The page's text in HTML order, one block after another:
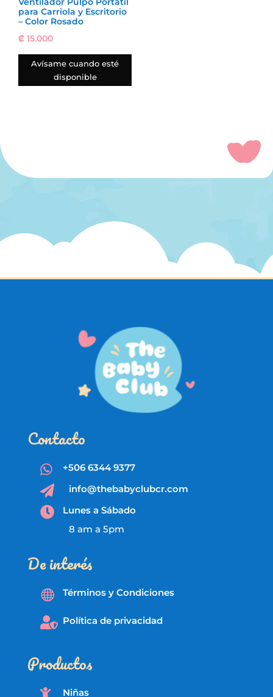
para Carriola y Escritorio
– Color Rosado
₡ 15.000
Avísame cuando esté
disponible
Contacto
 +506 6344 9377
 info@thebabyclubcr.com

Lunes a Sábado
8 am a 5pm
De interés
 Términos y Condiciones
 Política de privacidad
Productos
Niñas